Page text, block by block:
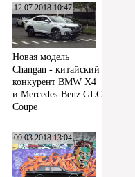
12.07.2018 10:47
Новая модель
Changan - китайский
конкурент BMW X4
и Mercedes-Benz GLC
Coupe
09.03.2018 13:04